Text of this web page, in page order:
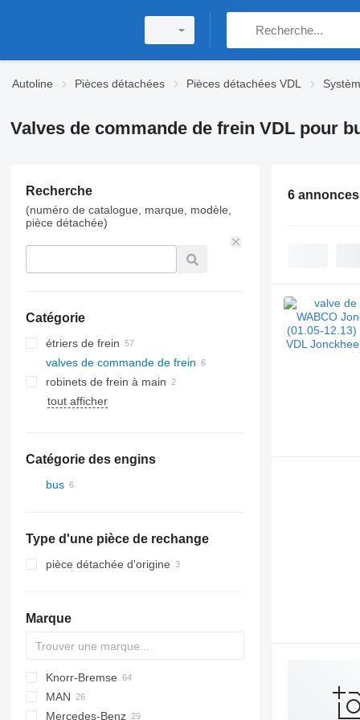
Autoline Pièces détachées Pièces détachées VDL
Valves de commande de frein VDL pour
Recherche
(numéro de catalogue, marque, modèle,
pièce détachée)
Catégorie
étriers de frein
valves de commande de frein
robinets de frein à main
tout afficher
Catégorie des engins
bus
Type d'une pièce de rechange
pièce détachée d'origine
Marque
Axer
Citelis
Crossway
Knorr-Bremse
MAN
A-series
Mercedes-Benz
6